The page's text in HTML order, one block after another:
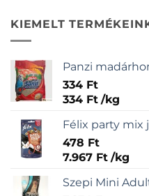
KIEMELT
Panzi
334 Ft
334 Ft /kg
Félix party
478 Ft
7.967 Ft /kg
Szepi Mini